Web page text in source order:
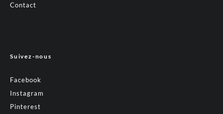
Contact
Suivez-nous
Facebook
Instagram
Pinterest